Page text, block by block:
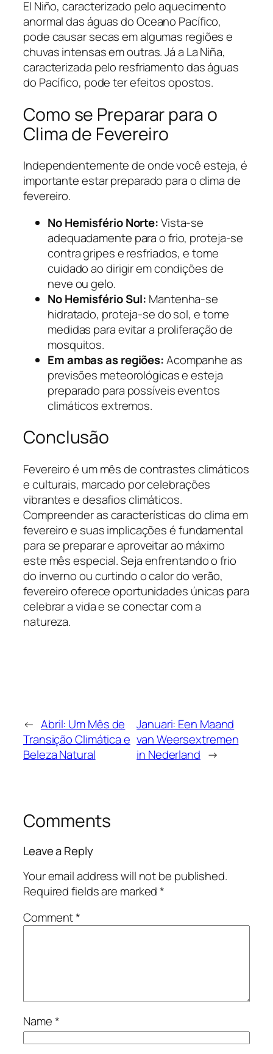
El Niño, caracterizado pelo aquecimento
anormal das águas do Oceano Pacífico,
pode causar secas em algumas regiões e
chuvas intensas em outras. Já a La Niña,
caracterizada pelo resfriamento das águas
do Pacífico, pode ter efeitos opostos.
Como se Preparar para o
Clima de Fevereiro
Independentemente de onde você esteja, é
importante estar preparado para o clima de
fevereiro.
No Hemisfério Norte:Vista-se
adequadamente para o frio, proteja-se
contra gripes e resfriados, e tome
cuidado ao dirigir em condições de
neve ou gelo.
No Hemisfério Sul: Mantenha-se
hidratado, proteja-se do sol, e tome
medidas para evitar a proliferação de
mosquitos.
Em ambas as regiões:Acompanhe as
previsões meteorológicas e esteja
preparado para possíveis eventos
climáticos extremos.
Conclusão
Fevereiro é um mês de contrastes climáticos
e culturais, marcado por celebrações
vibrantes e desafios climáticos.
Compreender as características do clima em
fevereiro e suas implicações é fundamental
para se preparar e aproveitar ao máximo
este mês especial. Seja enfrentando o frio
do inverno ou curtindo o calor do verão,
fevereiro oferece oportunidades únicas para
celebrar a vida e se conectar com a
natureza.
← Abril: Um Mês de
Transição Climática e
Beleza Natural
Januari: Een Maand
van Weersextremen
in Nederland →
Comments
Leave a Reply
Your email address will not be published.
Required fields are marked*
Comment*
Name*